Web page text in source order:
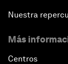
Nuestra
Más
Centros